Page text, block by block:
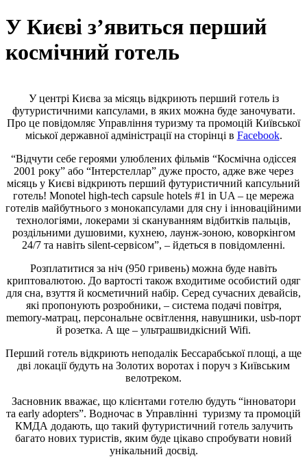
У Києві з’явиться перший
космічний готель
У центрі Києва за місяць відкриють перший готель із
футуристичними капсулами, в яких можна буде заночувати.
Про це повідомляє Управління туризму та промоцій Київської
міської державної адміністрації на сторінці в Facebook.
“Відчути себе героями улюблених фільмів “Космічна одіссея
2001 року” або “Інтерстеллар” дуже просто, адже вже через
місяць у Києві відкриють перший футуристичний капсульний
готель! Monotel high-tech capsule hotels #1 in UA – це мережа
готелів майбутнього з монокапсулами для сну і інноваційними
технологіями, локерами зі скануванням відбитків пальців,
роздільними душовими, кухнею, лаунж-зоною, коворкінгом
24/7 та навіть silent-сервісом”, – йдеться в повідомленні.
Розплатитися за ніч (950 гривень) можна буде навіть
криптовалютою. До вартості також входитиме особистий одяг
для сна, взуття й косметичний набір. Серед сучасних девайсів,
які пропонують розробники, – система подачі повітря,
memory-матрац, персональне освітлення, навушники, usb-порт
й розетка. А ще – ультрашвидкісний Wifi.
Перший готель відкриють неподалік Бессарабської площі, а ще
дві локації будуть на Золотих воротах і поруч з Київським
велотреком.
Засновник вважає, що клієнтами готелю будуть “інноватори
та early adopters”. Водночас в Управлінні туризму та промоцій
КМДА додають, що такий футуристичний готель залучить
багато нових туристів, яким буде цікаво спробувати новий
унікальний досвід.